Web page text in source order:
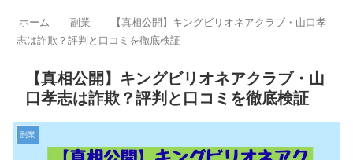
ホーム 副業
【真相公開】キングビリオネアクラブ・山口孝
志は詐欺？評判と口コミを徹底検証
【真相公開】キングビリオネアクラブ・山
口孝志は詐欺？評判と口コミを徹底検証
副業